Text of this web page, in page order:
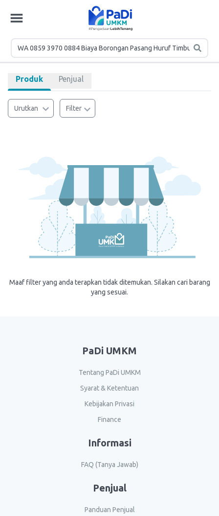
Produk Penjual
Urutkan Filter
Maaf filter yang anda terapkan tidak ditemukan. Silakan cari barang
yang sesuai.
PaDi UMKM
Tentang PaDi UMKM
Syarat & Ketentuan
Kebijakan Privasi
Finance
Informasi
FAQ (Tanya Jawab)
Penjual
Panduan Penjual